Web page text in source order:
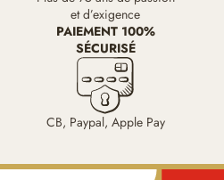
et d’exigence
PAIEMENT 100%
SÉCURISÉ
CB, Paypal, Apple Pay